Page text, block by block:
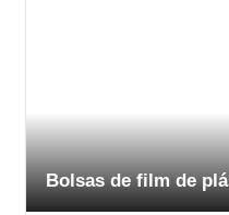
Bolsas de film de